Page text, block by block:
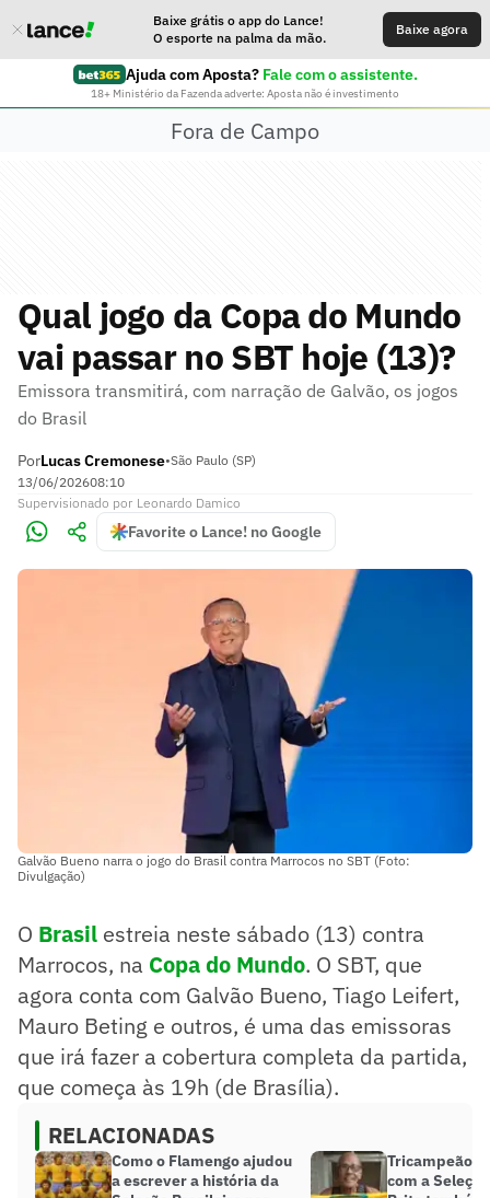
Baixe grátis o app do Lance!
O esporte na palma da mão.
Baixe agora
Ajuda com Aposta? Fale com o assistente.
18+ Ministério da Fazenda adverte: Aposta não é investimento
Fora de Campo
Qual jogo da Copa do Mundo
vai passar no SBT hoje (13)?
Emissora transmitirá, com narração de Galvão, os jogos
do Brasil
PorLucas Cremonese•São Paulo (SP)
13/06/202608:10
Supervisionado por Leonardo Damico
Favorite o Lance! no Google
Galvão Bueno narra o jogo do Brasil contra Marrocos no SBT (Foto:
Divulgação)
O Brasil estreia neste sábado (13) contra
Marrocos, na Copa do Mundo. O SBT, que
agora conta com Galvão Bueno, Tiago Leifert,
Mauro Beting e outros, é uma das emissoras
que irá fazer a cobertura completa da partida,
que começa às 19h (de Brasília).
RELACIONADAS
Como o Flamengo ajudou
a escrever a história da
Tricampeão
com a